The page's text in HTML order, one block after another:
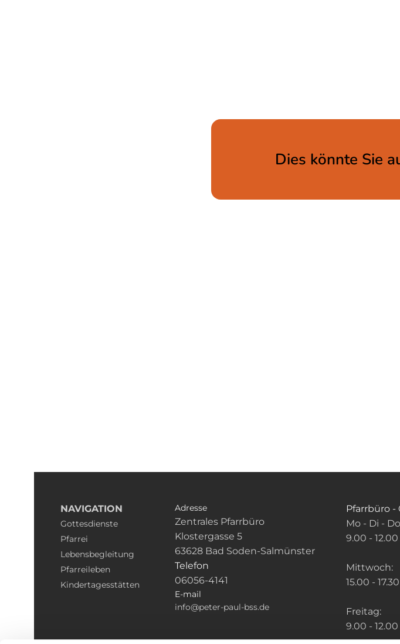
Dies könnte Sie
NAVIGATION
Gottesdienste
Pfarrei
Lebensbegleitung
Pfarreileben
Kindertagesstätten
Adresse
Zentrales Pfarrbüro
Klostergasse 5
63628 Bad Soden-Salmünster
Telefon
06056-4141
E-mail
info@peter-paul-bss.de
Pfarrbüro -
Mo - Di -
9.00 -
Mittwoch:
15.00 -
Freitag:
9.00 -